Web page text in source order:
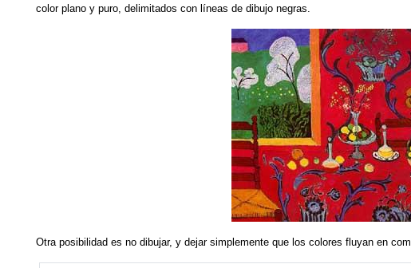
color plano y puro, delimitados con líneas de dibujo negras.
Otra posibilidad es no dibujar, y dejar simplemente que los colores fluyan en